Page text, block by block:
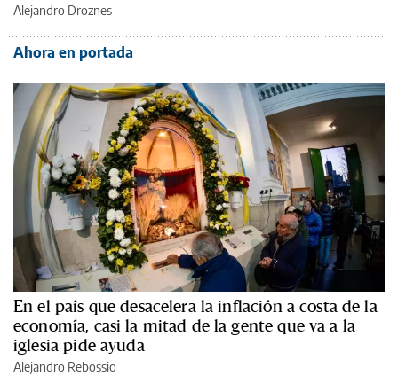
Alejandro Droznes
Ahora en portada
En el país que desacelera la inflación a costa de la
economía, casi la mitad de la gente que va a la
iglesia pide ayuda
Alejandro Rebossio